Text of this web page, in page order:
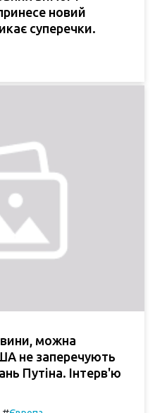
новий
суперечки.
можна
не заперечують
Путіна. Інтерв'ю